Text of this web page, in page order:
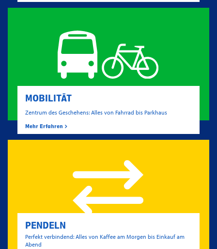
MOBILITÄT
Zentrum des Geschehens: Alles von Fahrrad bis Parkhaus
Mehr Erfahren
PENDELN
Perfekt verbindend: Alles von Kaffee am Morgen bis Einkauf am
Abend